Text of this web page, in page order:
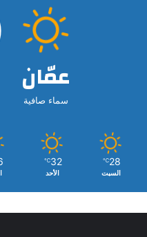
عمّان
سماء صافية
28
℃
السبت
32
℃
الأحد